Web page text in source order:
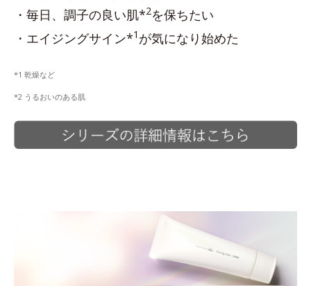
・毎日、調子の良い肌*2を保ちたい
・エイジングサイン*1 が気になり始めた
*1 乾燥など
*2 うるおいのある肌